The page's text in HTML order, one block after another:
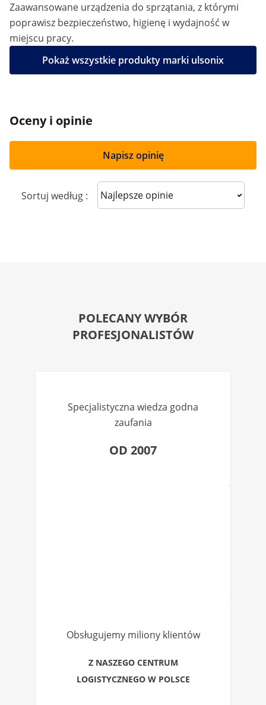
Zaawansowane urządzenia do sprzątania, z którymi
poprawisz bezpieczeństwo, higienę i wydajność w
miejscu pracy.
Pokaż wszystkie produkty marki ulsonix
Oceny i opinie
Napisz opinię
Sortuj według : Sort reviews
POLECANY WYBÓR
PROFESJONALISTÓW
Specjalistyczna wiedza godna
zaufania
OD 2007
Obsługujemy miliony klientów
Z NASZEGO CENTRUM
LOGISTYCZNEGO W POLSCE